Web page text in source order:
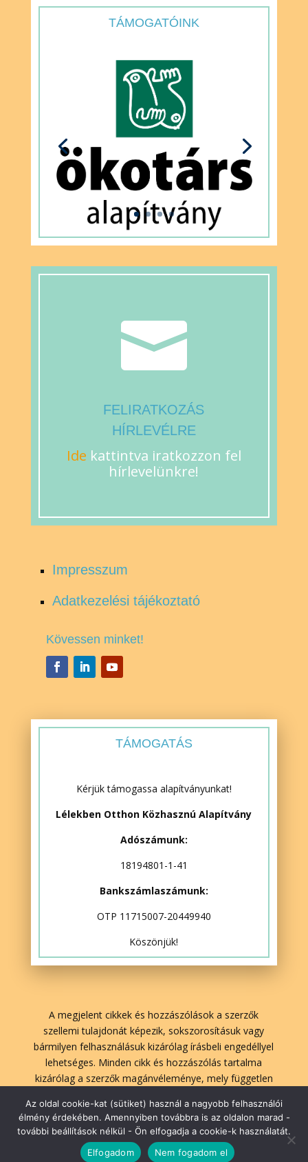
TÁMOGATÓINK

FELIRATKOZÁS
HÍRLEVÉLRE
Ide kattintva iratkozzon fel
hírlevelünkre!
Impresszum
Adatkezelési tájékoztató
Kövessen minket!
TÁMOGATÁS
Kérjük támogassa alapítványunkat!
Lélekben Otthon Közhasznú Alapítvány
Adószámunk:
18194801-1-41
Bankszámlaszámunk:
OTP 11715007-20449940
Köszönjük!
A megjelent cikkek és hozzászólások a szerzők
szellemi tulajdonát képezik, sokszorosításuk vagy
bármilyen felhasználásuk kizárólag írásbeli engedéllyel
lehetséges. Minden cikk és hozzászólás tartalma
kizárólag a szerzők magánvéleménye, mely független
lelekbenotthon.hu | 2026| Minden jog fenntartva!
Az oldal cookie-kat (sütiket) használ a nagyobb felhasználói
élmény érdekében. Amennyiben továbbra is az oldalon marad -
további beállítások nélkül - Ön elfogadja a cookie-k használatát.
Elfogadom
Nem fogadom el